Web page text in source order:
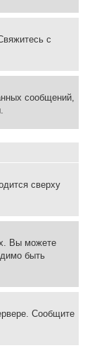
с
сообщений,
сверху
Вы можете
быть
Сообщите